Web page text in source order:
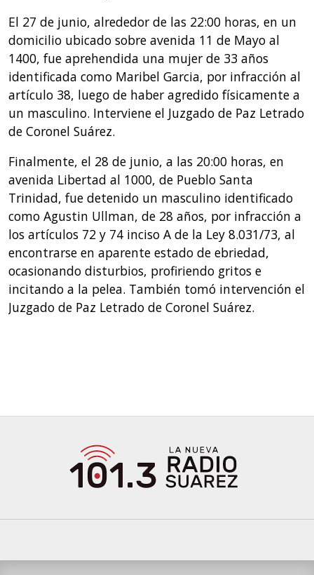
El 27 de junio, alrededor de las 22:00 horas, en un
domicilio ubicado sobre avenida 11 de Mayo al
1400, fue aprehendida una mujer de 33 años
identificada como Maribel Garcia, por infracción al
artículo 38, luego de haber agredido físicamente a
un masculino. Interviene el Juzgado de Paz Letrado
de Coronel Suárez.
Finalmente, el 28 de junio, a las 20:00 horas, en
avenida Libertad al 1000, de Pueblo Santa
Trinidad, fue detenido un masculino identificado
como Agustin Ullman, de 28 años, por infracción a
los artículos 72 y 74 inciso A de la Ley 8.031/73, al
encontrarse en aparente estado de ebriedad,
ocasionando disturbios, profiriendo gritos e
incitando a la pelea. También tomó intervención el
Juzgado de Paz Letrado de Coronel Suárez.